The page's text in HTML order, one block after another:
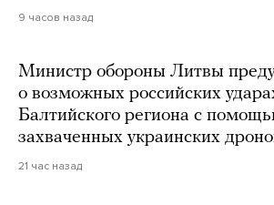
9 часов назад
Министр обороны Литвы
о возможных российских
Балтийского региона с
захваченных украинских
21 час назад